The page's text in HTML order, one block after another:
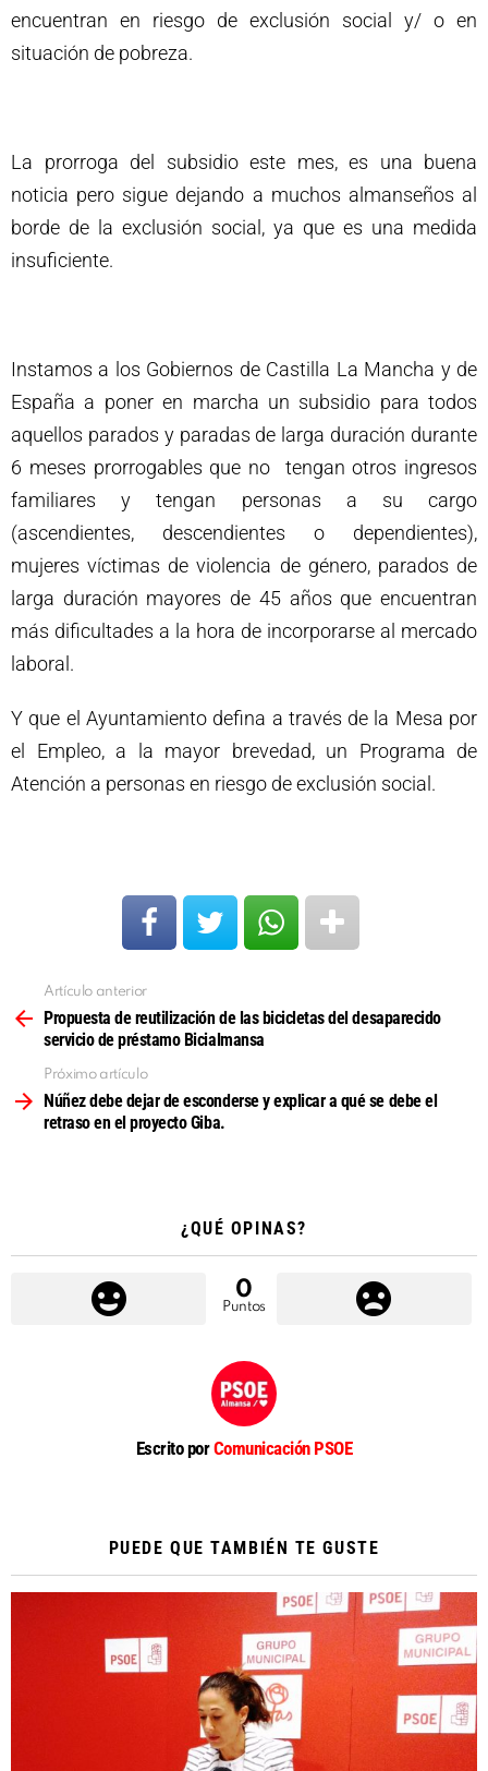
encuentran en riesgo de exclusión social y/ o en
situación de pobreza.
La prorroga del subsidio este mes, es una buena
noticia pero sigue dejando a muchos almanseños al
borde de la exclusión social, ya que es una medida
insuficiente.
Instamos a los Gobiernos de Castilla La Mancha y de
España a poner en marcha un subsidio para todos
aquellos parados y paradas de larga duración durante
6 meses prorrogables que no tengan otros ingresos
familiares y tengan personas a su cargo
(ascendientes, descendientes o dependientes),
mujeres víctimas de violencia de género, parados de
larga duración mayores de 45 años que encuentran
más dificultades a la hora de incorporarse al mercado
laboral.
Y que el Ayuntamiento defina a través de la Mesa por
el Empleo, a la mayor brevedad, un Programa de
Atención a personas en riesgo de exclusión social.
más
Artículo anterior
Propuesta de reutilización de las bicicletas del desaparecido
servicio de préstamo Bicialmansa
Próximo artículo
Núñez debe dejar de esconderse y explicar a qué se debe el
retraso en el proyecto Giba.
¿QUÉ OPINAS?
0
Puntos
Escrito porComunicación PSOE
PUEDE QUE TAMBIÉN TE GUSTE